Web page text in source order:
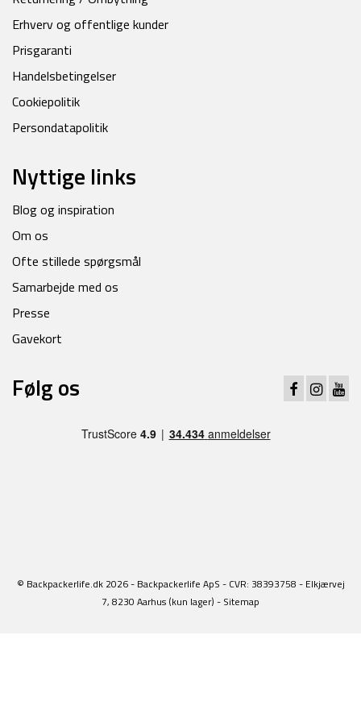
Erhverv og offentlige kunder
Prisgaranti
Handelsbetingelser
Cookiepolitik
Persondatapolitik
Nyttige links
Blog og inspiration
Om os
Ofte stillede spørgsmål
Samarbejde med os
Presse
Gavekort
Følg os
© Backpackerlife.dk 2026 - Backpackerlife ApS - CVR: 38393758 - Elkjærvej
7, 8230 Aarhus (kun lager) - Sitemap